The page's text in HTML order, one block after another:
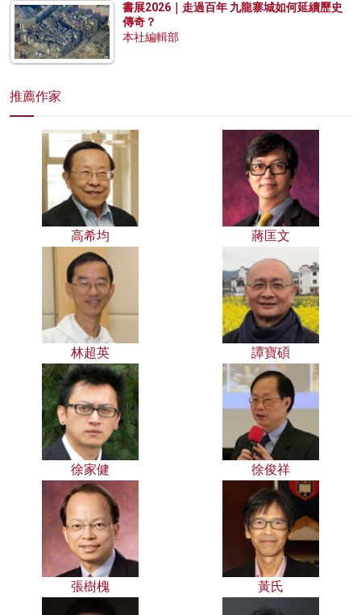
書展2026｜走過百年 九龍寨城如何延續歷史
傳奇？
本社編輯部
推薦作家
高希均 蔣匡文
林超英 譚寶碩
徐家健 徐俊祥
張樹槐 黃氏